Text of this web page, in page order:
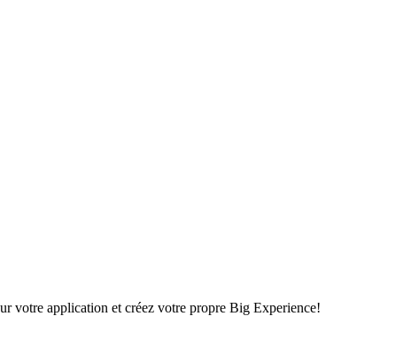
votre application et créez votre propre Big Experience!